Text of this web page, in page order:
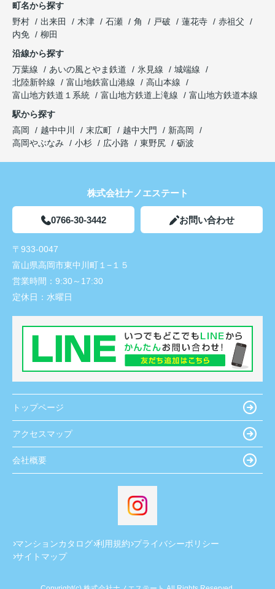
町名から探す
野村
出来田 木津 石瀬 角 戸破 蓮花寺
赤祖父
内免
柳田
沿線から探す
万葉線
あいの風とやま鉄道 氷見線
城端線
北陸新幹線
富山地鉄富山港線
高山本線
富山地方鉄道１系統
富山地方鉄道上滝線
富山地方鉄道本線
駅から探す
高岡
越中中川 末広町 越中大門
新高岡
高岡やぶなみ
小杉 広小路 東野尻 砺波
株式会社ナノエステート
0766-30-3442 お問い合わせ
〒933-0047
富山県高岡市東中川町１−１５
営業時間： 9:30～17:30
定休日： 水曜日
トップページ
アクセスマップ
会社概要
マンションカタログ 利用規約 プライバシーポリシー
サイトマップ